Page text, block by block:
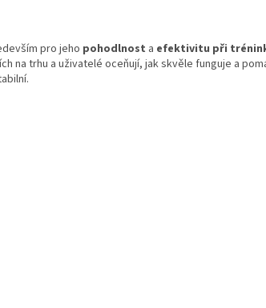
pro jeho pohodlnost a efektivitu při
na trhu a uživatelé oceňují, jak skvěle funguje a